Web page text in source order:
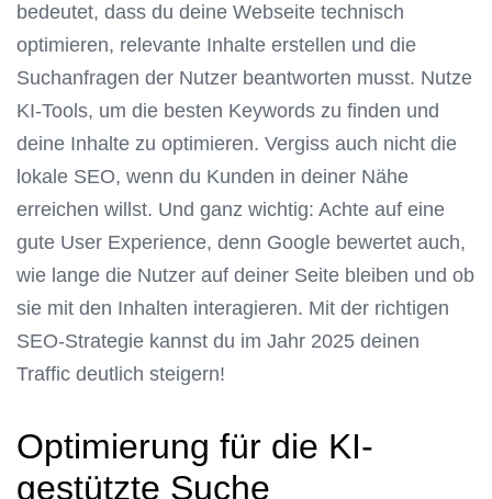
bedeutet, dass du deine Webseite technisch
optimieren, relevante Inhalte erstellen und die
Suchanfragen der Nutzer beantworten musst. Nutze
KI-Tools, um die besten Keywords zu finden und
deine Inhalte zu optimieren. Vergiss auch nicht die
lokale SEO, wenn du Kunden in deiner Nähe
erreichen willst. Und ganz wichtig: Achte auf eine
gute User Experience, denn Google bewertet auch,
wie lange die Nutzer auf deiner Seite bleiben und ob
sie mit den Inhalten interagieren. Mit der richtigen
SEO-Strategie kannst du im Jahr 2025 deinen
Traffic deutlich steigern!
Optimierung für die KI-
gestützte Suche